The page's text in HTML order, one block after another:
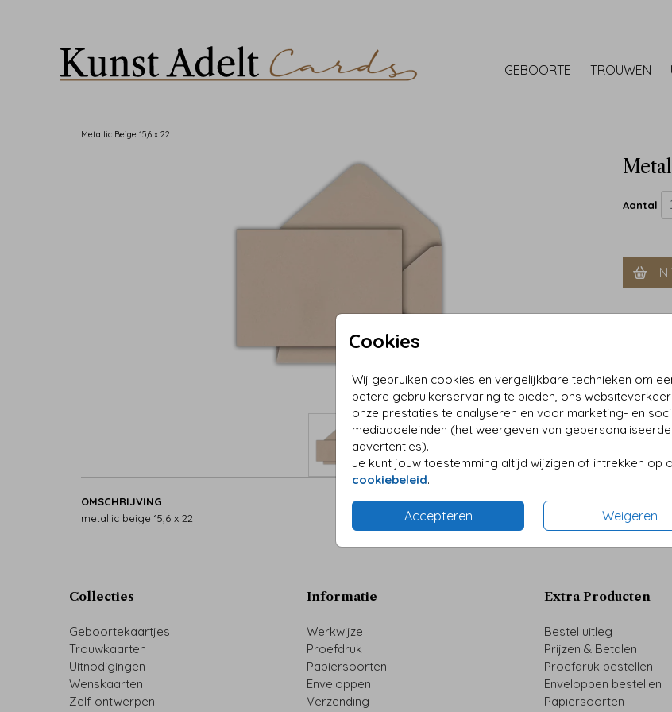
GEBOORTE TROUWEN
Cookies
Wij gebruiken cookies en vergelijkbare technieken om
betere gebruikerservaring te bieden, ons
onze prestaties te analyseren en voor marketing- en
mediadoeleinden (het weergeven van gepersonaliseerde
advertenties).
Je kunt jouw toestemming altijd wijzigen of intrekken op
cookiebeleid.
Accepteren Weigeren
Metallic Beige 15,6 x 22
Aantal
OMSCHRIJVING
metallic beige 15,6 x 22
Prijs:
Collecties
Geboortekaartjes
Trouwkaarten
Uitnodigingen
Wenskaarten
Zelf ontwerpen
Informatie
Werkwijze
Proefdruk
Papiersoorten
Enveloppen
Verzending
Extra Producten
Bestel uitleg
Prijzen & Betalen
Proefdruk bestellen
Enveloppen bestellen
Papiersoorten